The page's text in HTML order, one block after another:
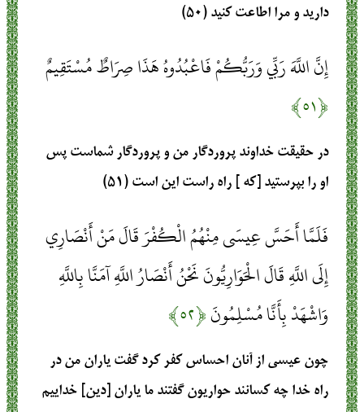
داريد و مرا اطاعت كنيد (۵۰)
إِنَّ اللَّهَ رَبِّي وَرَبُّكُمْ فَاعْبُدُوهُ هَذَا صِرَاطٌ مُسْتَقِيمٌ
﴿۵۱﴾
در حقيقت ‏خداوند پروردگار من و پروردگار شماست پس
او را بپرستيد [كه ] راه راست اين است (۵۱)
فَلَمَّا أَحَسَّ عِيسَى مِنْهُمُ الْكُفْرَ قَالَ مَنْ أَنْصَارِي
إِلَى اللَّهِ قَالَ الْحَوَارِيُّونَ نَحْنُ أَنْصَارُ اللَّهِ آمَنَّا بِاللَّهِ
وَاشْهَدْ بِأَنَّا مُسْلِمُونَ﴿۵۲﴾
چون عيسى از آنان احساس كفر كرد گفت‏ ياران من در
راه خدا چه كسانند حواريون گفتند ما ياران [دين] خداييم